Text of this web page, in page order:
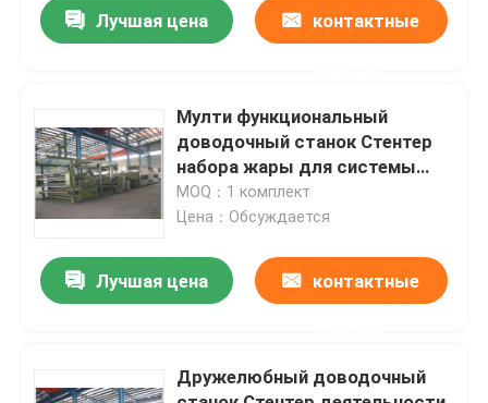
Проверка качества
новости
Спросите цитату
stenter установки жары
Лучшая цена контактные
Мулти функциональный
доводочный станок Стентер
набора жары для системы
спасения жары
MOQ：1 комплект
Цена：Обсуждается
Лучшая цена контактные
Дружелюбный доводочный